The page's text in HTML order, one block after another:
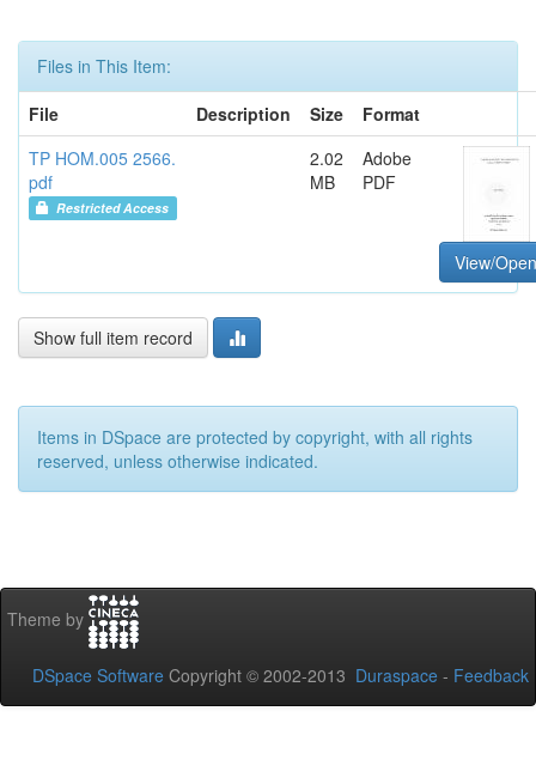
Files in This Item:
File
Description Size
Format
TP HOM.005 2566.
pdf
Restricted Access
2.02
MB
Adobe
PDF
View/Open
Show full item record
Items in DSpace are protected by copyright, with all rights
reserved, unless otherwise indicated.
Theme by
DSpace Software Copyright © 2002-2013 Duraspace - Feedback